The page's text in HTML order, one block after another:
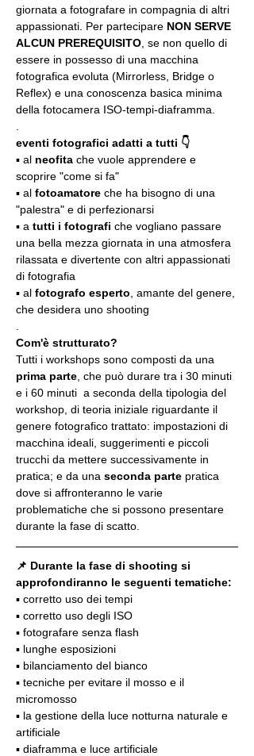
giornata a fotografare in compagnia di altri
appassionati. Per partecipare NON SERVE
ALCUN PREREQUISITO , se non quello di
essere in possesso di una macchina
fotografica evoluta (Mirrorless, Bridge o
Reflex) e una conoscenza basica minima
della fotocamera ISO-tempi-diaframma.
eventi fotografici adatti a tutti 👇
▪️ al neofita che vuole apprendere e
scoprire "come si fa"
▪️ al fotoamatore che ha bisogno di una
"palestra" e di perfezionarsi
▪️ a tutti i fotografi che vogliano passare
una bella mezza giornata in una atmosfera
rilassata e divertente con altri appassionati
di fotografia
▪️ al fotografo esperto , amante del genere,
che desidera uno shooting
Com'è strutturato?
Tutti i workshops sono composti da una
prima parte , che può durare tra i 30 minuti
e i 60 minuti  a seconda della tipologia del
workshop, di teoria iniziale riguardante il
genere fotografico trattato: impostazioni di
macchina ideali, suggerimenti e piccoli
trucchi da mettere successivamente in
pratica; e da una seconda parte pratica
dove si affronteranno le varie
problematiche che si possono presentare
durante la fase di scatto.
📌 Durante la fase di shooting si
approfondiranno le seguenti tematiche:
▪️ corretto uso dei tempi
▪️ corretto uso degli ISO
▪️ fotografare senza flash
▪️ lunghe esposizioni
▪️ bilanciamento del bianco
▪️ tecniche per evitare il mosso e il
micromosso
▪️ la gestione della luce notturna naturale e
artificiale
▪️ diaframma e luce artificiale